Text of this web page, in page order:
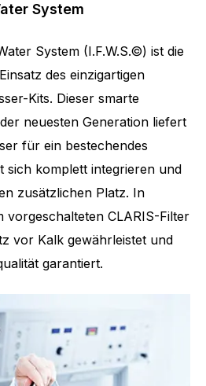
System
System (I.F.W.S.©) ist die
des einzigartigen
Kits. Dieser smarte
neuesten Generation liefert
für ein bestechendes
sich komplett integrieren und
zusätzlichen Platz. In
vorgeschalteten CLARIS-Filter
vor Kalk gewährleistet und
garantiert.